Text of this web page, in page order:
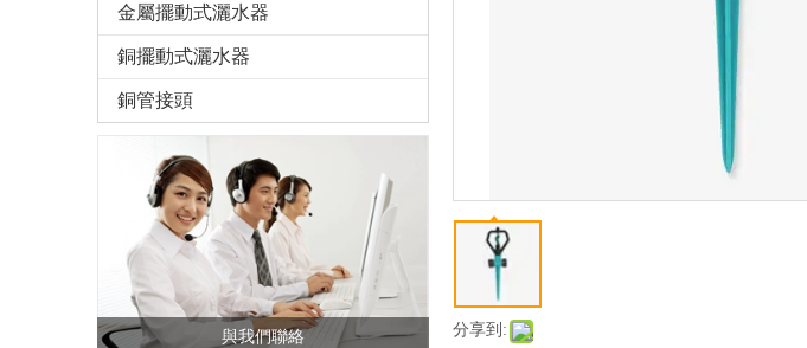
金屬擺動式灑水器
銅擺動式灑水器
銅管接頭
與我們聯絡
分享到: